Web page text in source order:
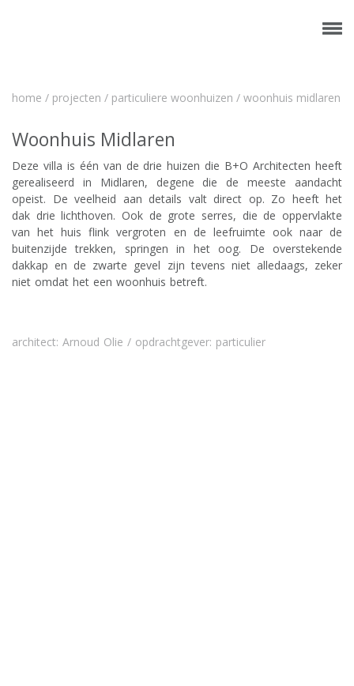
home / projecten / particuliere woonhuizen / woonhuis midlaren
Woonhuis Midlaren
Deze villa is één van de drie huizen die B+O Architecten heeft
gerealiseerd in Midlaren, degene die de meeste aandacht
opeist. De veelheid aan details valt direct op. Zo heeft het
dak drie lichthoven. Ook de grote serres, die de oppervlakte
van het huis flink vergroten en de leefruimte ook naar de
buitenzijde trekken, springen in het oog. De overstekende
dakkap en de zwarte gevel zijn tevens niet alledaags, zeker
niet omdat het een woonhuis betreft.
architect: Arnoud Olie / opdrachtgever: particulier